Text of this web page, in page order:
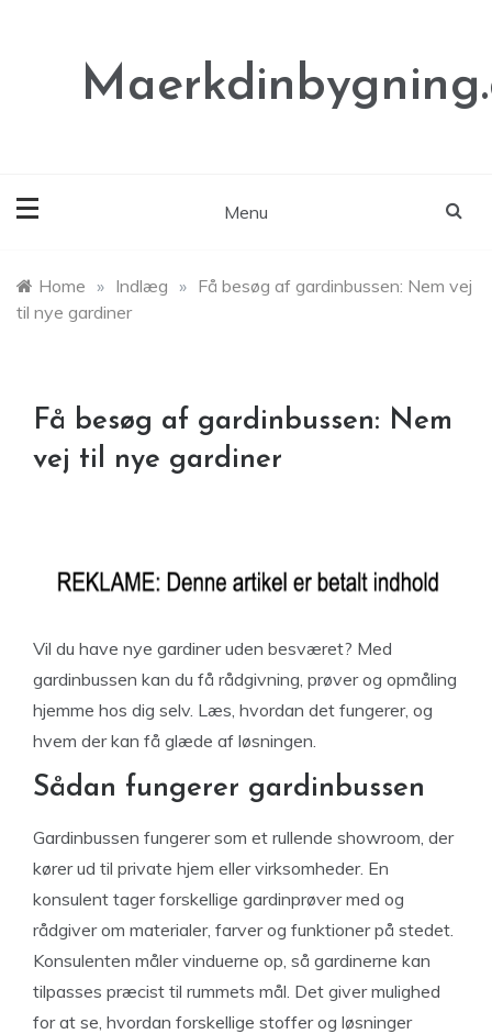
Menu
Home » Indlæg » Få besøg af gardinbussen: Nem vej
til nye gardiner
Få besøg af gardinbussen: Nem
vej til nye gardiner
Vil du have nye gardiner uden besværet? Med
gardinbussen kan du få rådgivning, prøver og opmåling
hjemme hos dig selv. Læs, hvordan det fungerer, og
hvem der kan få glæde af løsningen.
Sådan fungerer gardinbussen
Gardinbussen fungerer som et rullende showroom, der
kører ud til private hjem eller virksomheder. En
konsulent tager forskellige gardinprøver med og
rådgiver om materialer, farver og funktioner på stedet.
Konsulenten måler vinduerne op, så gardinerne kan
tilpasses præcist til rummets mål. Det giver mulighed
for at se, hvordan forskellige stoffer og løsninger